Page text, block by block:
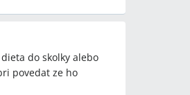
DOC-
Alicka (Alicka
úradu, ZUŠ
do skolky alebo
povedat ze ho